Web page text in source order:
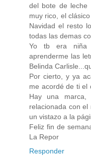
del bote de leche
muy rico, el
Navidad el resto
todas las demas
Yo tb era niña
aprenderme las
Belinda
Por cierto, y ya
me acordé de ti el
Hay una marca,
relacionada con
un vistazo a la
Feliz fin de
La Repor
Responder